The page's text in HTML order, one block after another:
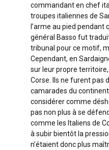
commandant en chef
troupes italiennes de
l’arme au pied pendant
général Basso fut
tribunal pour ce motif,
Cependant, en
sur leur propre territoire,
Corse. Ils ne furent pas
camarades du
considérer comme
pas non plus à se
comme les Italiens de
à subir bientôt la
n’étaient donc plus